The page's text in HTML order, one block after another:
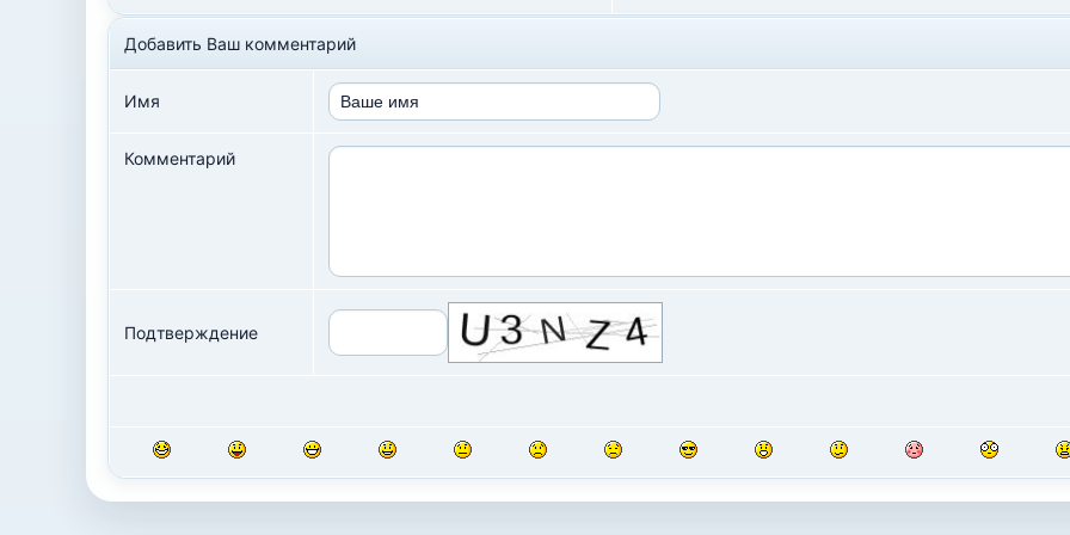
Добавить Ваш комментарий
Имя
Комментарий
Подтверждение